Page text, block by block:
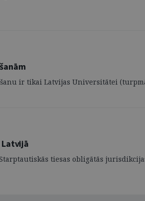
ir tikai Latvijas Universitātei
tiesas obligātās